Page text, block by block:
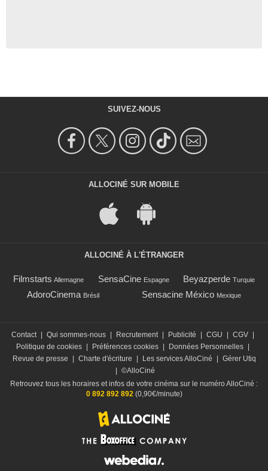
SUIVEZ-NOUS
ALLOCINÉ SUR MOBILE
ALLOCINÉ À L'ÉTRANGER
Filmstarts Allemagne SensaCine Espagne Beyazperde Turquie
AdoroCinema Brésil Sensacine México Mexique
Contact | Qui sommes-nous | Recrutement | Publicité | CGU | CGV |
Politique de cookies | Préférences cookies | Données Personnelles |
Revue de presse
| Charte d'écriture | Les services AlloCiné | Gérer Utiq
| ©AlloCiné
Retrouvez tous les horaires et infos de votre cinéma sur le numéro AlloCiné :
0 892 892 892(0,90€/minute)